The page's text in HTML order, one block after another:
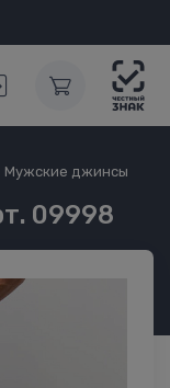
Мужские джинсы
09998